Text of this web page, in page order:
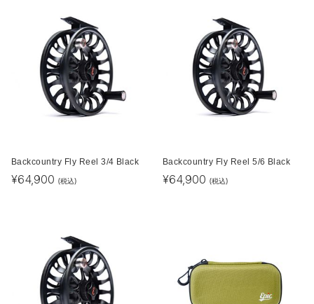
Backcountry Fly Reel 3/4 Black
¥64,900 (税込)
Backcountry Fly Reel 5/6 Black
¥64,900 (税込)